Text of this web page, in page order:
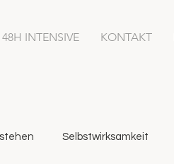
INTENSIVE KONTAKT
Selbstwirksamkeit